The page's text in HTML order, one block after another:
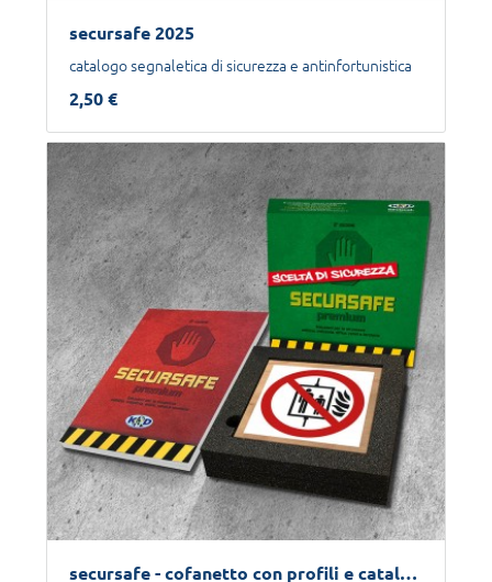
secursafe 2025
catalogo segnaletica di sicurezza e antinfortunistica
2,50 €
secursafe - cofanetto con profili e catalogo